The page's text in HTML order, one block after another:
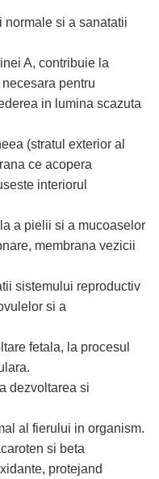
si a sanatatii
A, contribuie la
pentru
in lumina scazuta
(stratul exterior al
ce acopera
interiorul
a pielii si a mucoaselor
membrana vezicii
sistemului reproductiv
si a
fetala, la procesul
dezvoltarea si
al fierului in organism.
si beta
protejand